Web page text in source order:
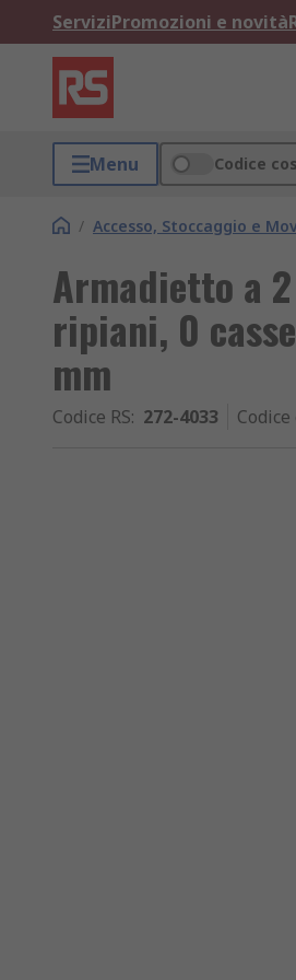
ServiziPromozioni e novità
Menu Codice
/ Accesso, Stoccaggio e
Armadietto a
ripiani, 0
mm
Codice RS: 272-4033